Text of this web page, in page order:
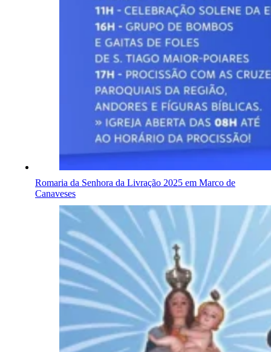
Romaria da Senhora da Livração 2025 em Marco de
Canaveses